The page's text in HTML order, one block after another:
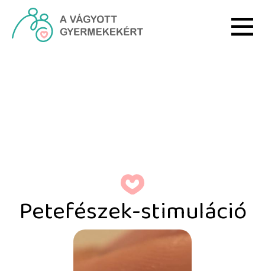
Ugrás a fő tartalomhoz
Petefészek-stimuláció